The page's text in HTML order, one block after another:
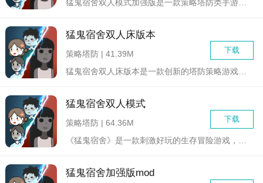
猛鬼宿舍双人床版本
下载
策略塔防 | 41.39M
猛鬼宿舍双人模式
下载
策略塔防 | 64.36M
猛鬼宿舍加强版mod